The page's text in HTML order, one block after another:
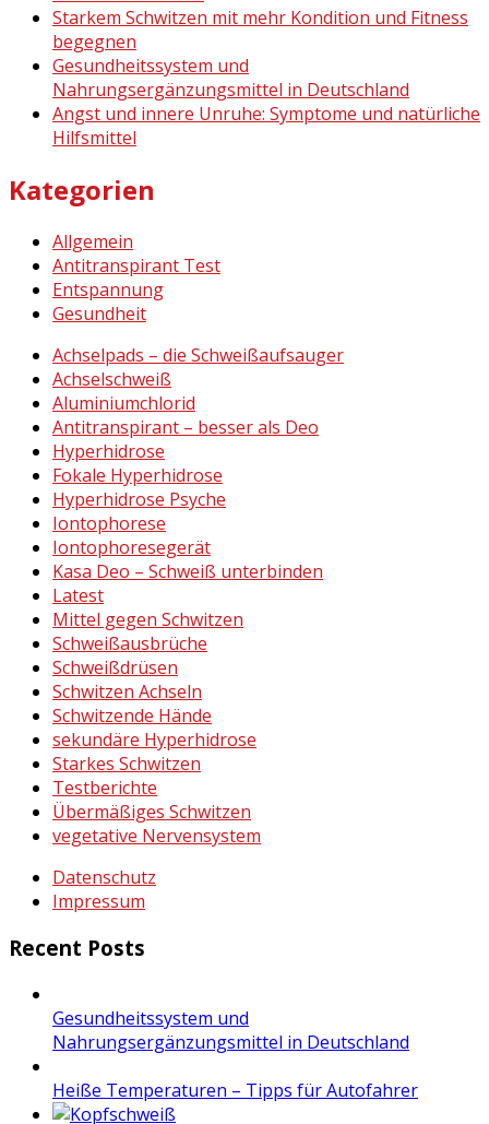
Starkem Schwitzen mit mehr Kondition und Fitness
begegnen
Gesundheitssystem und
Nahrungsergänzungsmittel in Deutschland
Angst und innere Unruhe: Symptome und natürliche
Hilfsmittel
Kategorien
Allgemein
Antitranspirant Test
Entspannung
Gesundheit
Achselpads – die Schweißaufsauger
Achselschweiß
Aluminiumchlorid
Antitranspirant – besser als Deo
Hyperhidrose
Fokale Hyperhidrose
Hyperhidrose Psyche
Iontophorese
Iontophoresegerät
Kasa Deo – Schweiß unterbinden
Latest
Mittel gegen Schwitzen
Schweißausbrüche
Schweißdrüsen
Schwitzen Achseln
Schwitzende Hände
sekundäre Hyperhidrose
Starkes Schwitzen
Testberichte
Übermäßiges Schwitzen
vegetative Nervensystem
Datenschutz
Impressum
Recent Posts
Gesundheitssystem und
Nahrungsergänzungsmittel in Deutschland
Heiße Temperaturen – Tipps für Autofahrer